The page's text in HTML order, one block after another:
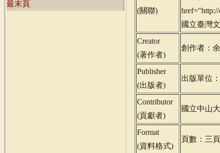
最末頁
(關聯)
國立臺灣
Creator
(著作者)
創作者：
Publisher
(出版者)
出版單位
Contributor
(貢獻者)
國立中山
Format
(資料格式)
頁數：三頁